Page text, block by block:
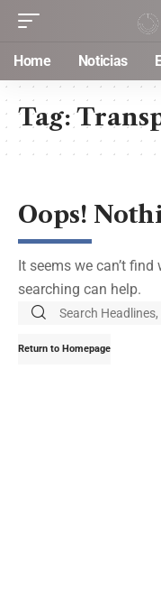
Home Noticias
Tag:
Oops!
It seems we can’t
searching can help.
Return to Homepage